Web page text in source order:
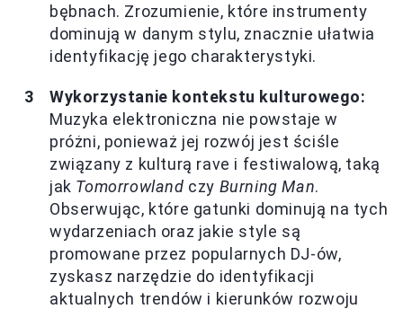
bębnach. Zrozumienie, które instrumenty
dominują w danym stylu, znacznie ułatwia
identyfikację jego charakterystyki.
Wykorzystanie kontekstu kulturowego:
Muzyka elektroniczna nie powstaje w
próżni, ponieważ jej rozwój jest ściśle
związany z kulturą rave i festiwalową, taką
jak Tomorrowland czy Burning Man.
Obserwując, które gatunki dominują na tych
wydarzeniach oraz jakie style są
promowane przez popularnych DJ-ów,
zyskasz narzędzie do identyfikacji
aktualnych trendów i kierunków rozwoju